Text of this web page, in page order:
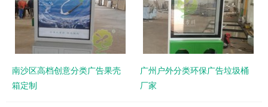
南沙区高档创意分类广告果壳
箱定制
广州户外分类环保广告垃圾桶
厂家